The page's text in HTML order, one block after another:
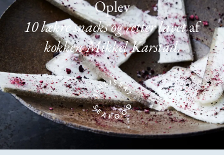
Oplev
10 lækre snacks og retter lavetaf
kokken Mikkel Karstad.